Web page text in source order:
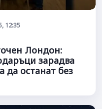
12:35
Лондон:
зарадва
да останат без